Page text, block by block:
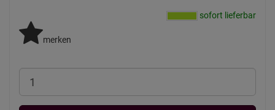
sofort lieferbar
merken